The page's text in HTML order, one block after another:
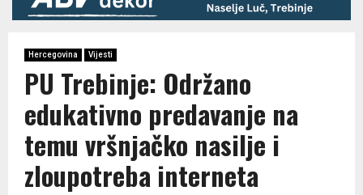
Hercegovina Vijesti
PU Trebinje: Održano
edukativno predavanje na
temu vršnjačko nasilje i
zloupotreba interneta